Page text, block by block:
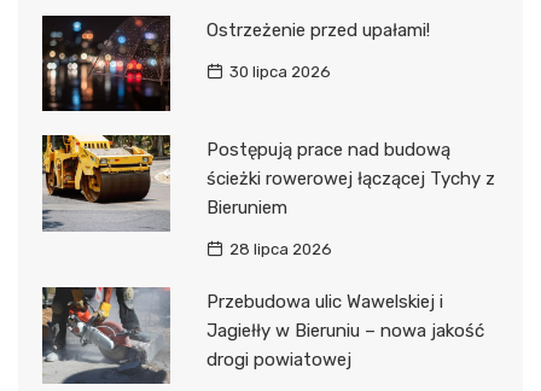
Ostrzeżenie przed upałami!
30 lipca 2026
Postępują prace nad budową
ścieżki rowerowej łączącej Tychy z
Bieruniem
28 lipca 2026
Przebudowa ulic Wawelskiej i
Jagiełły w Bieruniu – nowa jakość
drogi powiatowej